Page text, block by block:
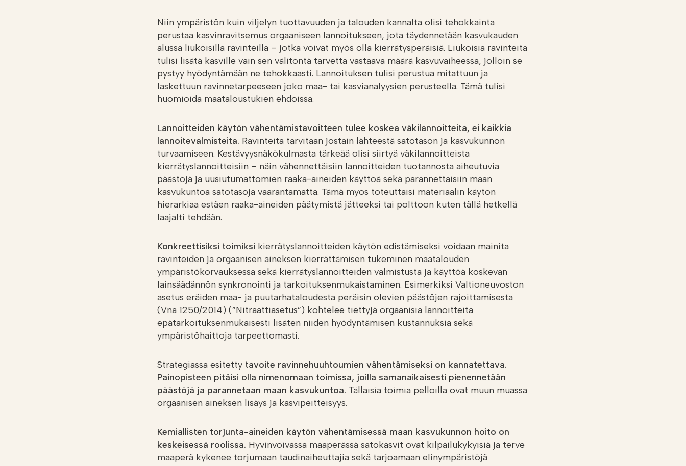
Niin ympäristön kuin viljelyn tuottavuuden ja talouden kannalta olisi tehokkainta
perustaa kasvinravitsemus orgaaniseen lannoitukseen, jota täydennetään kasvukauden
alussa liukoisilla ravinteilla – jotka voivat myös olla kierrätysperäisiä. Liukoisia ravinteita
tulisi lisätä kasville vain sen välitöntä tarvetta vastaava määrä kasvuvaiheessa, jolloin se
pystyy hyödyntämään ne tehokkaasti. Lannoituksen tulisi perustua mitattuun ja
laskettuun ravinnetarpeeseen joko maa- tai kasvianalyysien perusteella. Tämä tulisi
huomioida maataloustukien ehdoissa.
Lannoitteiden käytön vähentämistavoitteen tulee koskea väkilannoitteita, ei kaikkia
lannoitevalmisteita. Ravinteita tarvitaan jostain lähteestä satotason ja kasvukunnon
turvaamiseen. Kestävyysnäkökulmasta tärkeää olisi siirtyä väkilannoitteista
kierrätyslannoitteisiin – näin vähennettäisiin lannoitteiden tuotannosta aiheutuvia
päästöjä ja uusiutumattomien raaka-aineiden käyttöä sekä parannettaisiin maan
kasvukuntoa satotasoja vaarantamatta. Tämä myös toteuttaisi materiaalin käytön
hierarkiaa estäen raaka-aineiden päätymistä jätteeksi tai polttoon kuten tällä hetkellä
laajalti tehdään.
Konkreettisiksi toimiksi kierrätyslannoitteiden käytön edistämiseksi voidaan mainita
ravinteiden ja orgaanisen aineksen kierrättämisen tukeminen maatalouden
ympäristökorvauksessa sekä kierrätyslannoitteiden valmistusta ja käyttöä koskevan
lainsäädännön synkronointi ja tarkoituksenmukaistaminen. Esimerkiksi Valtioneuvoston
asetus eräiden maa- ja puutarhataloudesta peräisin olevien päästöjen rajoittamisesta
(Vna 1250/2014) (”Nitraattiasetus”) kohtelee tiettyjä orgaanisia lannoitteita
epätarkoituksenmukaisesti lisäten niiden hyödyntämisen kustannuksia sekä
ympäristöhaittoja tarpeettomasti.
Strategiassa esitetty tavoite ravinnehuuhtoumien vähentämiseksi on kannatettava.
Painopisteen pitäisi olla nimenomaan toimissa, joilla samanaikaisesti pienennetään
päästöjä ja parannetaan maan kasvukuntoa. Tällaisia toimia pelloilla ovat muun muassa
orgaanisen aineksen lisäys ja kasvipeitteisyys.
Kemiallisten torjunta-aineiden käytön vähentämisessä maan kasvukunnon hoito on
keskeisessä roolissa. Hyvinvoivassa maaperässä satokasvit ovat kilpailukykyisiä ja terve
maaperä kykenee torjumaan taudinaiheuttajia sekä tarjoamaan elinympäristöjä